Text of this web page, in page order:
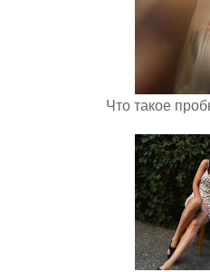
Что такое